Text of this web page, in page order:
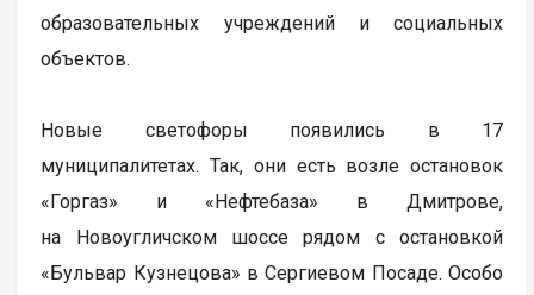
образовательных учреждений и социальных
объектов.
Новые светофоры появились в 17
муниципалитетах. Так, они есть возле остановок
«Горгаз» и «Нефтебаза» в Дмитрове,
на Новоугличском шоссе рядом с остановкой
«Бульвар Кузнецова» в Сергиевом Посаде. Особо